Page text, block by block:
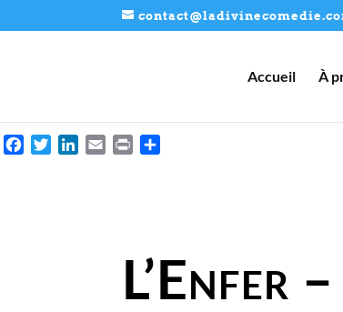
Accueil À
Facebook
TwitterLinkedIn
EmailPrint
L’Enfer